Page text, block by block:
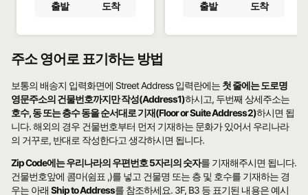
출발 도착 출발 도착
주소 영어로 표기하는 방법
보통의 배송지 입력화면에 Street Address 입력란에는 첫 줄에는 도로명
영문주소의 건물번호까지만 작성(Address1)하시고, 두번째 상세주소는
호수, 동 또는 층수 동을 순서대로 기재(Floor or Suite Address2)하시면 됩
니다. 해외의 경우 건물번호부터 먼저 기재하는 문화가 있어서 우리나라
의 거꾸로, 반대로 작성한다고 생각하시면 됩니다.
Zip Code에는 우리나라의 우편번호 5자리의 숫자를 기재해주시면 됩니다.
건물번호앞에 콤마(쉼표 ,)를 넣고 건물명 또는 층 및 호수를 기재하는 경
우는 아래Ship to Address를 참조하세요. 3F, B3 등 표기된 내용은 예시